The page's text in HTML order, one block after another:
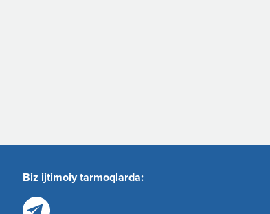
Biz ijtimoiy tarmoqlarda: